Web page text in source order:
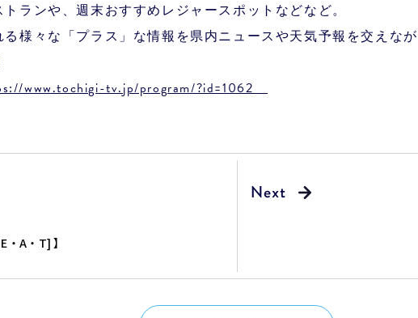
ランや、週末おすすめレジャースポットなどなど。
様々な「プラス」な情報を県内ニュースや天気予報を交えな
www.tochigi-tv.jp/program/?id=1062
・A・T] 】